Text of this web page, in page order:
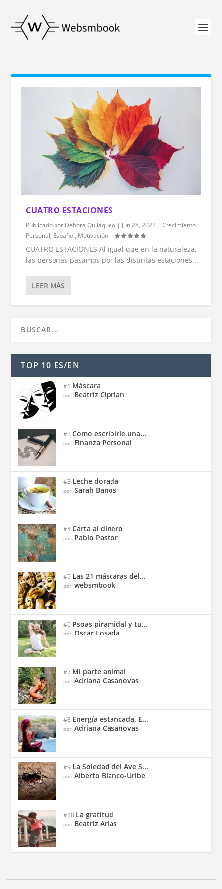
CUATRO ESTACIONES
Publicado por Débora Quilaqueo | Jun 28, 2022 |Crecimiento
Personal, Español, Motivación |
CUATRO ESTACIONES Al igual que en la naturaleza,
las personas pasamos por las distintas estaciones...
LEER MÁS
TOP 10 ES/EN
#1 Máscara
por: Beatriz Ciprian
#2Como escribirle una...
por: Finanza Personal
#3 Leche dorada
por:Sarah Banos
#4Carta al dinero
por: Pablo Pastor
#5 Las 21 máscaras del...
por:websmbook
#6 Psoas piramidal y tu...
por:Oscar Losada
#7 Mi parte animal
por:Adriana Casanovas
#8 Energía estancada, E...
por:Adriana Casanovas
#9 La Soledad del Ave S...
por:Alberto Blanco-Uribe
#10 La gratitud
por: Beatriz Arias